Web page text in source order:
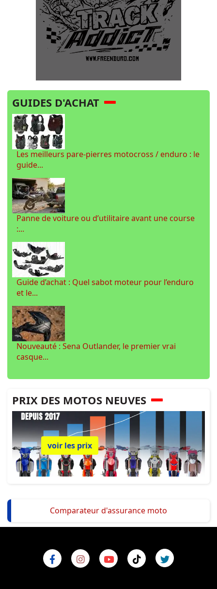
GUIDES D'ACHAT
Les meilleurs pare-pierres motocross / enduro : le
guide...
Panne de voiture ou d’utilitaire avant une course
:...
Guide d’achat : Quel sabot moteur pour l’enduro
et le...
Nouveauté : Sena Outlander, le premier vrai
casque...
PRIX DES MOTOS NEUVES
voir les prix
Comparateur d'assurance moto